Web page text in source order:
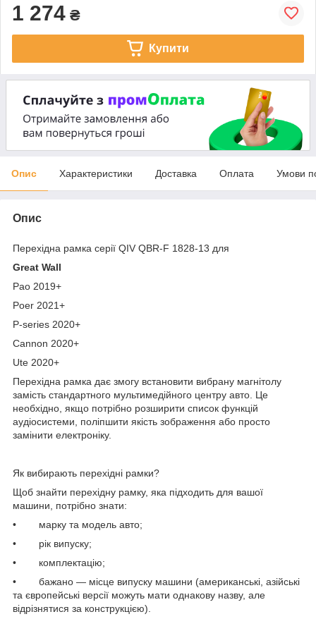
1 274 ₴
Купити
Опис Характеристики Доставка Оплата Умови
Опис
Перехідна рамка серії QIV QBR-F 1828-13 для
Great Wall
Pao 2019+
Poer 2021+
P-series 2020+
Cannon 2020+
Ute 2020+
Перехідна рамка дає змогу встановити вибрану магнітолу
замість стандартного мультимедійного центру авто. Це
необхідно, якщо потрібно розширити список функцій
аудіосистеми, поліпшити якість зображення або просто
замінити електроніку.
Як вибирають перехідні рамки?
Щоб знайти перехідну рамку, яка підходить для вашої
машини, потрібно знати:
• марку та модель авто;
• рік випуску;
• комплектацію;
• бажано — місце випуску машини (американські, азійські
та європейські версії можуть мати однакову назву, але
відрізнятися за конструкцією).